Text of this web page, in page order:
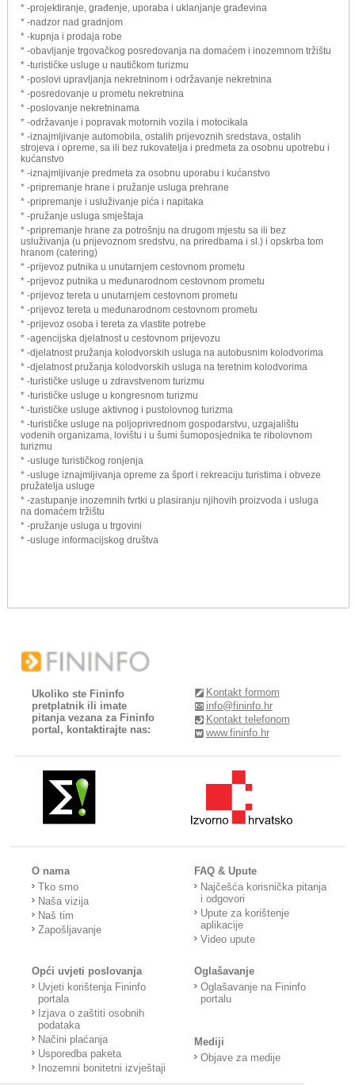
* -projektiranje, građenje, uporaba i uklanjanje građevina
* -nadzor nad gradnjom
* -kupnja i prodaja robe
* -obavljanje trgovačkog posredovanja na domaćem i inozemnom tržištu
* -turističke usluge u nautičkom turizmu
* -poslovi upravljanja nekretninom i održavanje nekretnina
* -posredovanje u prometu nekretnina
* -poslovanje nekretninama
* -održavanje i popravak motornih vozila i motocikala
* -iznajmljivanje automobila, ostalih prijevoznih sredstava, ostalih
strojeva i opreme, sa ili bez rukovatelja i predmeta za osobnu upotrebu i
kućanstvo
* -iznajmljivanje predmeta za osobnu uporabu i kućanstvo
* -pripremanje hrane i pružanje usluga prehrane
* -pripremanje i usluživanje pića i napitaka
* -pružanje usluga smještaja
* -pripremanje hrane za potrošnju na drugom mjestu sa ili bez
usluživanja (u prijevoznom sredstvu, na priredbama i sl.) i opskrba tom
hranom (catering)
* -prijevoz putnika u unutarnjem cestovnom prometu
* -prijevoz putnika u međunarodnom cestovnom prometu
* -prijevoz tereta u unutarnjem cestovnom prometu
* -prijevoz tereta u međunarodnom cestovnom prometu
* -prijevoz osoba i tereta za vlastite potrebe
* -agencijska djelatnost u cestovnom prijevozu
* -djelatnost pružanja kolodvorskih usluga na autobusnim kolodvorima
* -djelatnost pružanja kolodvorskih usluga na teretnim kolodvorima
* -turističke usluge u zdravstvenom turizmu
* -turističke usluge u kongresnom turizmu
* -turističke usluge aktivnog i pustolovnog turizma
* -turističke usluge na poljoprivrednom gospodarstvu, uzgajalištu
vodenih organizama, lovištu i u šumi šumoposjednika te ribolovnom
turizmu
* -usluge turističkog ronjenja
* -usluge iznajmljivanja opreme za šport i rekreaciju turistima i obveze
pružatelja usluge
* -zastupanje inozemnih tvrtki u plasiranju njihovih proizvoda i usluga
na domaćem tržištu
* -pružanje usluga u trgovini
* -usluge informacijskog društva
Ukoliko ste Fininfo
pretplatnik ili imate
pitanja vezana za Fininfo
portal, kontaktirajte nas:
Kontakt formom
info@fininfo.hr
Kontakt telefonom
www.fininfo.hr
O nama
Tko smo
Naša vizija
Naš tim
Zapošljavanje
FAQ & Upute
Najčešća korisnička pitanja
i odgovori
Upute za korištenje
aplikacije
Video upute
Opći uvjeti poslovanja
Uvjeti korištenja Fininfo
portala
Izjava o zaštiti osobnih
podataka
Načini plaćanja
Usporedba paketa
Inozemni bonitetni izvještaji
Oglašavanje
Oglašavanje na Fininfo
portalu
Mediji
Objave za medije